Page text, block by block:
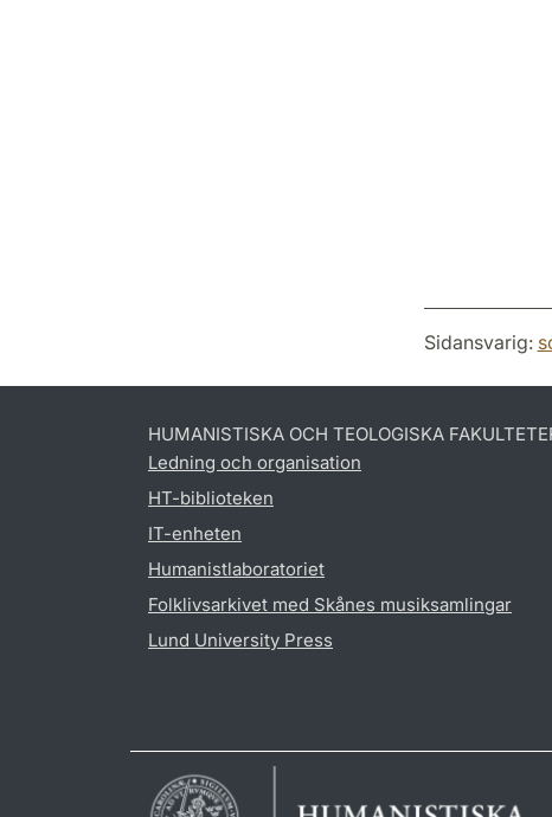
Sidansvarig:
HUMANISTISKA OCH TEOLOGISKA
Ledning och organisation
HT-biblioteken
IT-enheten
Humanistlaboratoriet
Folklivsarkivet med Skånes musiksamlingar
Lund University Press